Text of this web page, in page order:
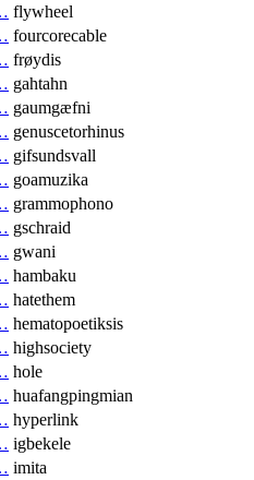
flywheel
fourcorecable
frøydis
gahtahn
gaumgæfni
genuscetorhinus
gifsundsvall
goamuzika
grammophono
gschraid
gwani
hambaku
hatethem
hematopoetiksis
highsociety
hole
huafangpingmian
hyperlink
igbekele
imita